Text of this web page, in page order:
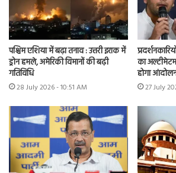
पश्चिम एशिया में बढ़ा तनाव : उत्तरी इराक में
ड्रोन हमले, अमेरिकी विमानों की बढ़ी
गतिविधि
28 July 2026 - 10:51 AM
का
होगा
27 July